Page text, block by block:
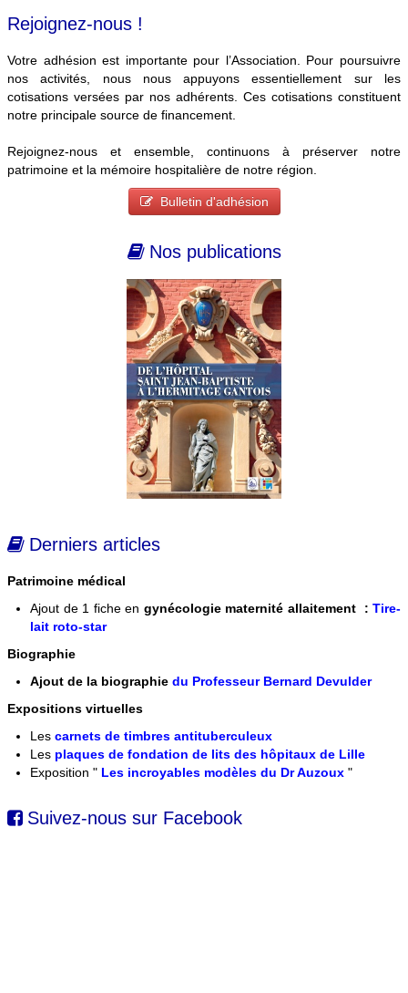
Rejoignez-nous !
Votre adhésion est importante pour l’Association. Pour poursuivre
nos activités, nous nous appuyons essentiellement sur les
cotisations versées par nos adhérents. Ces cotisations constituent
notre principale source de financement.
Rejoignez-nous et ensemble, continuons à préserver notre
patrimoine et la mémoire hospitalière de notre région.
Bulletin d'adhésion
Nos publications
Derniers articles
Patrimoine médical
Ajout de 1 fiche en gynécologie maternité allaitement : Tire-
lait roto-star
Biographie
Ajout de la biographie du Professeur Bernard Devulder
Expositions virtuelles
Les carnets de timbres antituberculeux
Les plaques de fondation de lits des hôpitaux de Lille
Exposition " Les incroyables modèles du Dr Auzoux "
Suivez-nous sur Facebook